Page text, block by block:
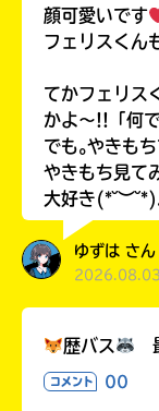
顔可愛いです
フェリスくん
てかフェリス
かよ〜!!「何
でも｡やきも
やきもち見て
大好き
ゆずは さ
2026.08.03
歴バス
コメント 00